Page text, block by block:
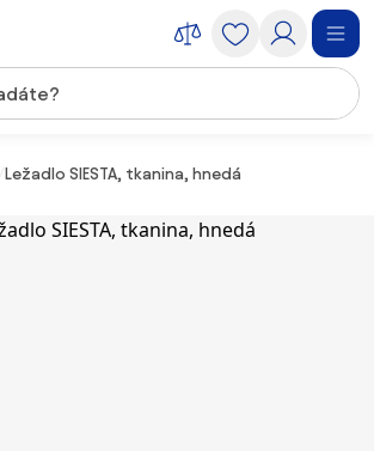
Ležadlo SIESTA, tkanina, hnedá